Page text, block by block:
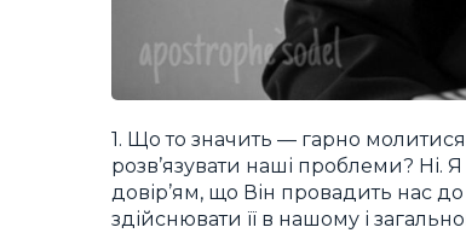
1. Що то значить — гарно
розв’язувати наші проблеми?
довір’ям, що Він провадить нас
здійснювати її в нашому і